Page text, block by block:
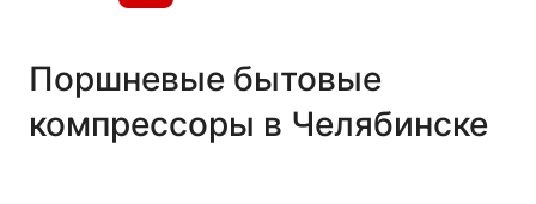
Поршневые бытовые
компрессоры в Челябинске